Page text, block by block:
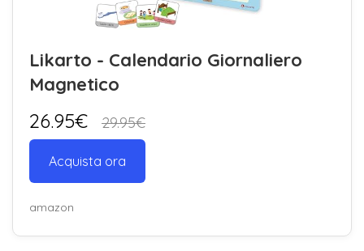
Likarto - Calendario Giornaliero
Magnetico
26.95€ 29.95€
Acquista ora
amazon